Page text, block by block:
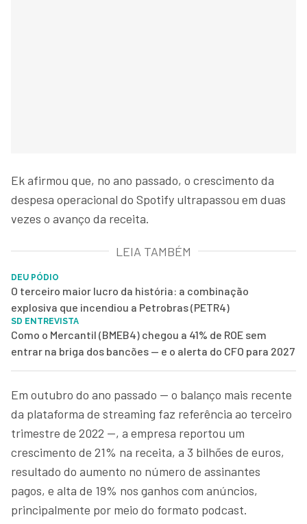
Ek afirmou que, no ano passado, o crescimento da
despesa operacional do Spotify ultrapassou em duas
vezes o avanço da receita.
LEIA TAMBÉM
DEU PÓDIO
O terceiro maior lucro da história: a combinação
explosiva que incendiou a Petrobras (PETR4)
SD ENTREVISTA
Como o Mercantil (BMEB4) chegou a 41% de ROE sem
entrar na briga dos bancões — e o alerta do CFO para 2027
Em outubro do ano passado — o balanço mais recente
da plataforma de streaming faz referência ao terceiro
trimestre de 2022 —, a empresa reportou um
crescimento de 21% na receita, a 3 bilhões de euros,
resultado do aumento no número de assinantes
pagos, e alta de 19% nos ganhos com anúncios,
principalmente por meio do formato podcast.